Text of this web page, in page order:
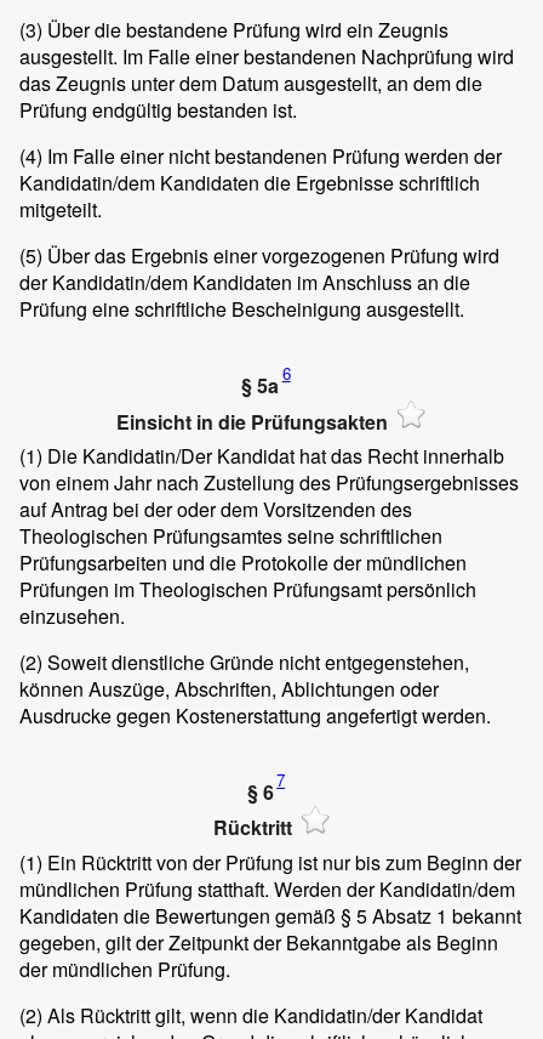
(3) Über die bestandene Prüfung wird ein Zeugnis
ausgestellt. Im Falle einer bestandenen Nachprüfung wird
das Zeugnis unter dem Datum ausgestellt, an dem die
Prüfung endgültig bestanden ist.
(4) Im Falle einer nicht bestandenen Prüfung werden der
Kandidatin/dem Kandidaten die Ergebnisse schriftlich
mitgeteilt.
(5) Über das Ergebnis einer vorgezogenen Prüfung wird
der Kandidatin/dem Kandidaten im Anschluss an die
Prüfung eine schriftliche Bescheinigung ausgestellt.
§ 5a6
Einsicht in die Prüfungsakten
(1) Die Kandidatin/Der Kandidat hat das Recht innerhalb
von einem Jahr nach Zustellung des Prüfungsergebnisses
auf Antrag bei der oder dem Vorsitzenden des
Theologischen Prüfungsamtes seine schriftlichen
Prüfungsarbeiten und die Protokolle der mündlichen
Prüfungen im Theologischen Prüfungsamt persönlich
einzusehen.
(2) Soweit dienstliche Gründe nicht entgegenstehen,
können Auszüge, Abschriften, Ablichtungen oder
Ausdrucke gegen Kostenerstattung angefertigt werden.
§ 67
Rücktritt
(1) Ein Rücktritt von der Prüfung ist nur bis zum Beginn der
mündlichen Prüfung statthaft. Werden der Kandidatin/dem
Kandidaten die Bewertungen gemäß § 5 Absatz 1 bekannt
gegeben, gilt der Zeitpunkt der Bekanntgabe als Beginn
der mündlichen Prüfung.
(2) Als Rücktritt gilt, wenn die Kandidatin/der Kandidat